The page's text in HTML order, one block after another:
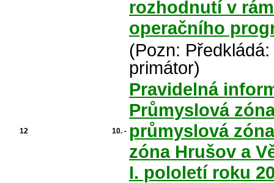
rozhodnutí v
operačního
(Pozn:
primátor)
12 10. -
Pravidelná
Průmyslová
průmyslová
zóna Hrušov a
I. pololetí roku